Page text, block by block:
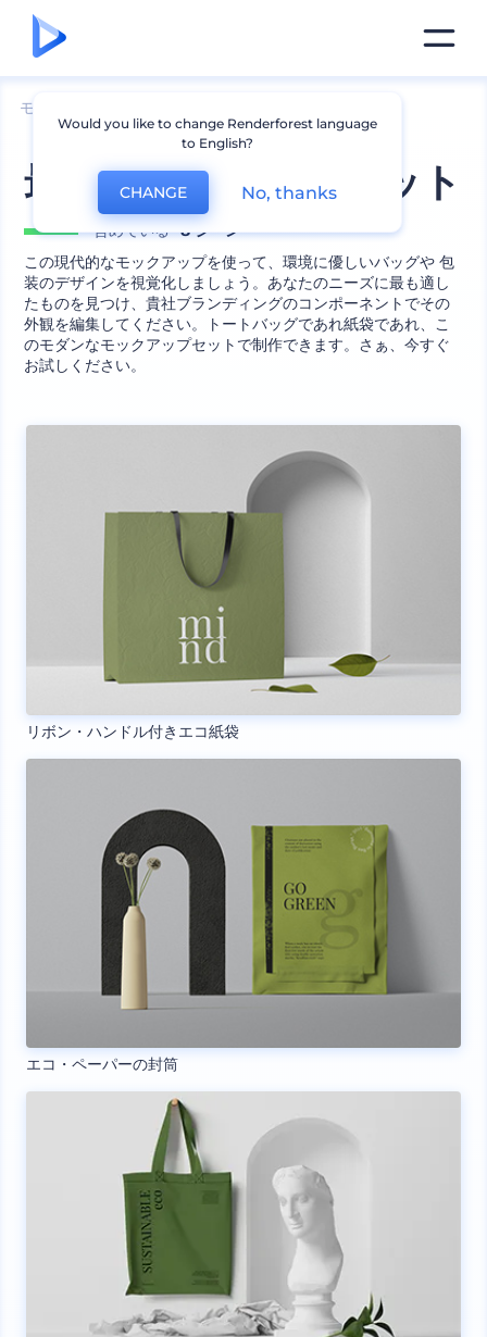
モックアップ
最新包装デザインキット
含めている 8 シーン
この現代的なモックアップを使って、環境に優しいバッグや 包
装のデザインを視覚化しましょう。あなたのニーズに最も適し
たものを見つけ、貴社ブランディングのコンポーネントでその
外観を編集してください。トートバッグであれ紙袋であれ、こ
のモダンなモックアップセットで制作できます。さぁ、今すぐ
お試しください。
リボン・ハンドル付きエコ紙袋
エコ・ペーパーの封筒
Would you like to change Renderforest language
to English?
CHANGE No, thanks